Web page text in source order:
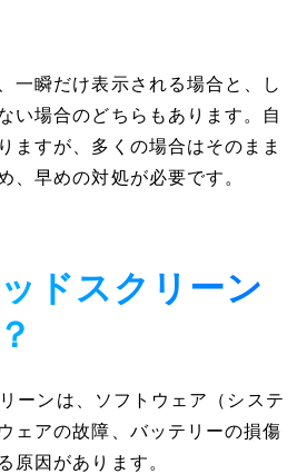
一瞬だけ表示される場合と、し
い場合のどちらもあります。自
ますが、多くの場合はそのまま
、早めの対処が必要です。
ドスクリーン
ーンは、ソフトウェア（システ
ェアの故障、バッテリーの損傷
原因があります。